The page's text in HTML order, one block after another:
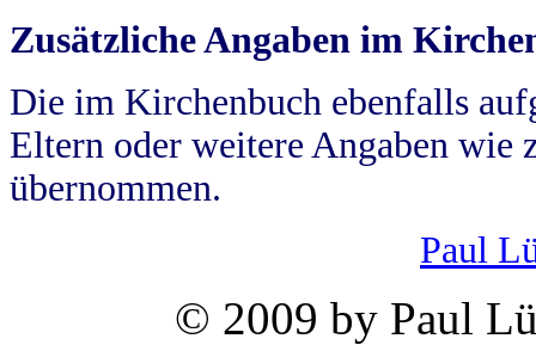
Zusätzliche Angaben im
Die im Kirchenbuch ebenfalls
Eltern oder weitere Angaben wie
übernommen.
Paul
© 2009 by Paul